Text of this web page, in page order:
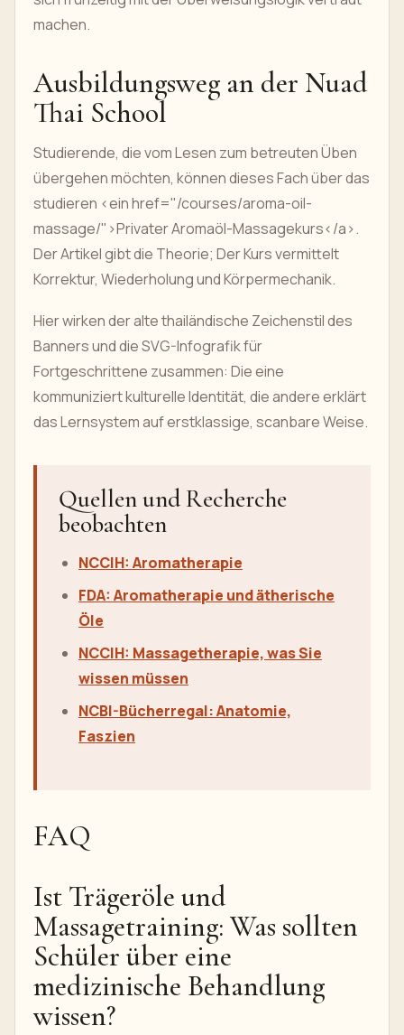
machen.
Ausbildungsweg an der Nuad
Thai School
Studierende, die vom Lesen zum betreuten Üben
übergehen möchten, können dieses Fach über das
studieren <ein href="/courses/aroma-oil-
massage/">Privater Aromaöl-Massagekurs</a>.
Der Artikel gibt die Theorie; Der Kurs vermittelt
Korrektur, Wiederholung und Körpermechanik.
Hier wirken der alte thailändische Zeichenstil des
Banners und die SVG-Infografik für
Fortgeschrittene zusammen: Die eine
kommuniziert kulturelle Identität, die andere erklärt
das Lernsystem auf erstklassige, scanbare Weise.
Quellen und Recherche
beobachten
NCCIH: Aromatherapie
FDA: Aromatherapie und ätherische
Öle
NCCIH: Massagetherapie, was Sie
wissen müssen
NCBI-Bücherregal: Anatomie,
Faszien
FAQ
Ist Trägeröle und
Massagetraining: Was sollten
Schüler über eine
medizinische Behandlung
wissen?